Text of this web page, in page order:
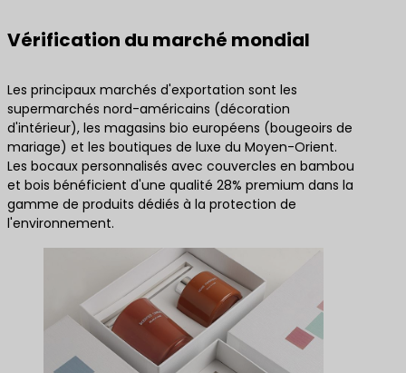
Vérification du marché mondial
Les principaux marchés d'exportation sont les
supermarchés nord-américains (décoration
d'intérieur), les magasins bio européens (bougeoirs de
mariage) et les boutiques de luxe du Moyen-Orient.
Les bocaux personnalisés avec couvercles en bambou
et bois bénéficient d'une qualité 28% premium dans la
gamme de produits dédiés à la protection de
l'environnement.